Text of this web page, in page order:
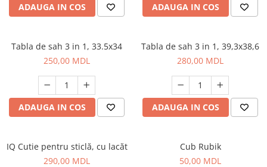
ADAUGA IN COS ADAUGA IN COS
Tabla de sah 3 in 1, 33.5x34
250,00 MDL
ADAUGA IN COS
Tabla de sah 3 in 1, 39,3x38,6
280,00 MDL
ADAUGA IN COS
IQ Cutie pentru sticlă, cu lacăt
290,00 MDL
Cub Rubik
50,00 MDL